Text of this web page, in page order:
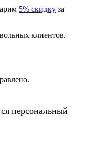
5% скидку за
клиентов.
персональный